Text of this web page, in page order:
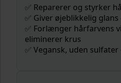
✅ Reparerer og styrker
✅ Giver øjeblikkelig
✅ Forlænger hårfarvens
eliminerer krus
✅ Vegansk, uden